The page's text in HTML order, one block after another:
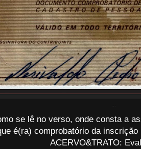
se lê no verso, onde consta a
é(ra) comprobatório da
ACERVO&TRATO: